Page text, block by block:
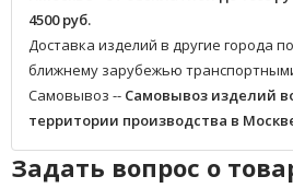
4500 руб.
Доставка изделий в другие города
ближнему зарубежью
Самовывоз -- Самовывоз изделий
территории производства в
Задать вопрос о